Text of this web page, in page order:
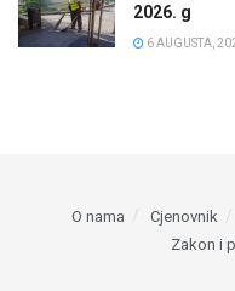
2026. g
6 AUGUSTA,
O nama Cjenovnik
Zakon i